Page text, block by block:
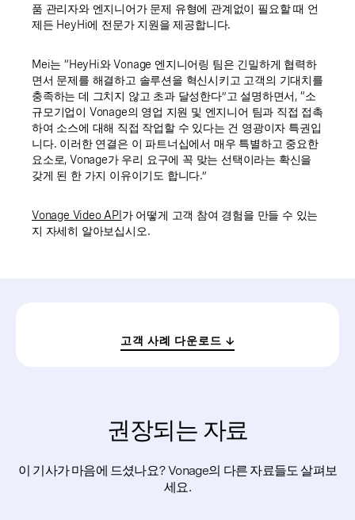
품 관리자와 엔지니어가 문제 유형에 관계없이 필요할 때 언
제든 HeyHi에 전문가 지원을 제공합니다.
Mei는 “HeyHi와 Vonage 엔지니어링 팀은 긴밀하게 협력하
면서 문제를 해결하고 솔루션을 혁신시키고 고객의 기대치를
충족하는 데 그치지 않고 초과 달성한다”고 설명하면서, “소
규모기업이 Vonage의 영업 지원 및 엔지니어 팀과 직접 접촉
하여 소스에 대해 직접 작업할 수 있다는 건 영광이자 특권입
니다. 이러한 연결은 이 파트너십에서 매우 특별하고 중요한
요소로, Vonage가 우리 요구에 꼭 맞는 선택이라는 확신을
갖게 된 한 가지 이유이기도 합니다.”
Vonage Video API 가 어떻게 고객 참여 경험을 만들 수 있는
지 자세히 알아보십시오.
고객 사례 다운로드
권장되는 자료
이 기사가 마음에 드셨나요? Vonage의 다른 자료들도 살펴보
세요.